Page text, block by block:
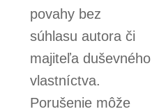
povahy bez
súhlasu autora či
majiteľa duševného
vlastníctva.
Porušenie môže